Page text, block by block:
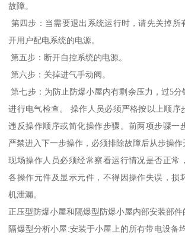
故障。
第四步：当需要退出系统运行时，请先关掉所
开用户配电系统的电源。
第五步：断开自控系统的电源。
第六步：关掉进气手动阀。
第七步：为防止防爆小屋内有剩余压力，过5分
进行电气检查。 操作人员必须严格按以上顺序
违反操作顺序或简化操作步骤。前两项步骤一
严禁进入下一步操作，必须排除故障后从步操作
现场操作人员必须经常察看运行情况是否正常
各操作元件及显示元件，不得因操作失误，损
机泄漏。
正压型防爆小屋和隔爆型防爆小屋内部安装部件
隔爆型分析小屋:安装于小屋上的所有带电设备